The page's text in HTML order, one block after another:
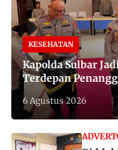
KESEHATAN
Kapolda Sulbar
Terdepan
di 650 Desa
6 Agustus 2026